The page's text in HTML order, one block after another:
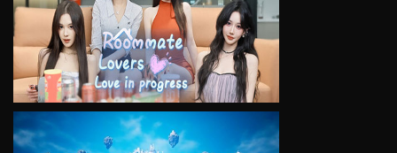
VIEW